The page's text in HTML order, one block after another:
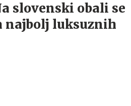
slovenski obali se
najbolj luksuznih